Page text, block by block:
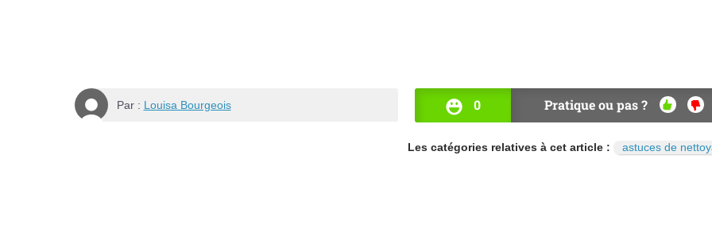
Par : Louisa Bourgeois 0 Pratique ou pas ?
OUI NON
Les catégories relatives à cet article : astuces de